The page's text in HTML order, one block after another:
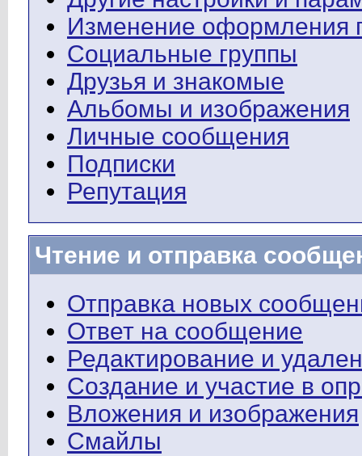
Изменение оформления
Социальные группы
Друзья и знакомые
Альбомы и изображения
Личные сообщения
Подписки
Репутация
Чтение и отправка
Отправка новых
Ответ на сообщение
Редактирование и
Создание и участие в
Вложения и изображения
Смайлы